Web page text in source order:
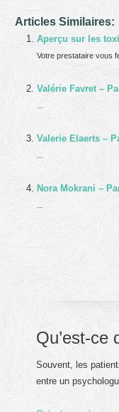
Articles Similaires:
Aperçu sur les
Votre prestataire vous
Valérie Favret –
Valerie Elaerts –
Nora Mokrani –
Qu’est-ce
Souvent, les
entre un